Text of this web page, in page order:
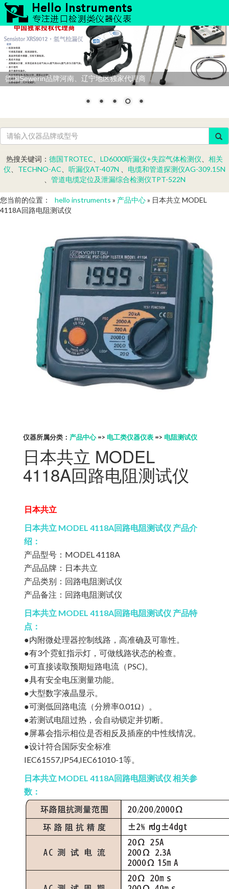
德国Sewerin品牌河南、辽宁地区独家代理商
热搜关键词： 德国TROTEC LD6000听漏仪+失踪气体检测仪
相关
仪
TECHNO-AC 听漏仪AT-407N
电缆和管道探测仪AG-309.15N
管道电缆定位及泄漏综合检测仪TPT-522N
您当前的位置： hello instruments » 产品中心» 日本共立 MODEL
4118A回路电阻测试仪
仪器所属分类： 产品中心=> 电工类仪器仪表=> 电阻测试仪
日本共立 MODEL
4118A回路电阻测试仪
日本共立
日本共立 MODEL 4118A回路电阻测试仪 产品介
绍：
产品型号：MODEL 4118A
产品品牌：日本共立
产品类别：回路电阻测试仪
产品备注：回路电阻测试仪
日本共立 MODEL 4118A回路电阻测试仪 产品特
点：
●内附微处理器控制线路，高准确及可靠性。
●有3个霓虹指示灯，可做线路状态的检查。
●可直接读取预期短路电流（PSC)。
●具有安全电压测量功能。
●大型数字液晶显示。
●可测低回路电流（分辨率0.01Ω）。
●若测试电阻过热，会自动锁定并切断。
●屏幕会指示相位是否相反及插座的中性线情况。
●设计符合国际安全标准
IEC61557,IP54,IEC61010-1等。
日本共立 MODEL 4118A回路电阻测试仪 相关参
数：